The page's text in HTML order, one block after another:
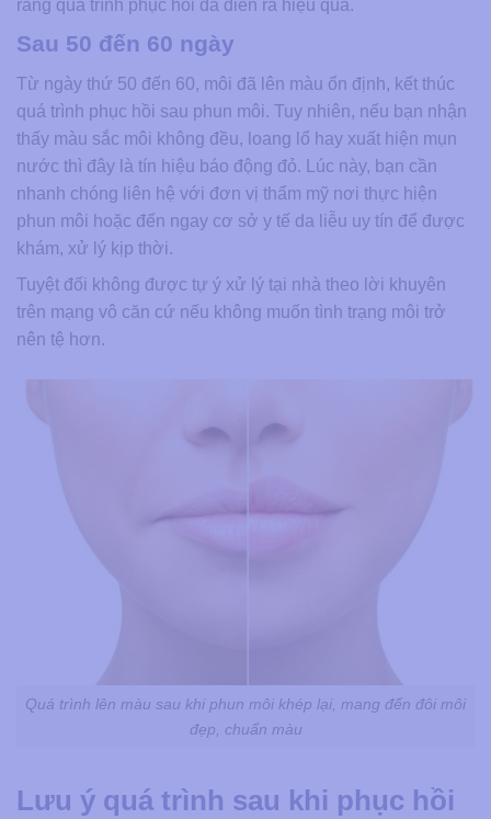
rằng quá trình phục hồi đã diễn ra hiệu quả.
Sau 50 đến 60 ngày
Từ ngày thứ 50 đến 60, môi đã lên màu ổn định, kết thúc
quá trình phục hồi sau phun môi. Tuy nhiên, nếu bạn nhận
thấy màu sắc môi không đều, loang lổ hay xuất hiện mụn
nước thì đây là tín hiệu báo động đỏ. Lúc này, bạn cần
nhanh chóng liên hệ với đơn vị thẩm mỹ nơi thực hiện
phun môi hoặc đến ngay cơ sở y tế da liễu uy tín để được
khám, xử lý kịp thời.
Tuyệt đối không được tự ý xử lý tại nhà theo lời khuyên
trên mạng vô căn cứ nếu không muốn tình trạng môi trở
nên tệ hơn.
Quá trình lên màu sau khi phun môi khép lại, mang đến đôi môi
đẹp, chuẩn màu
Lưu ý quá trình sau khi phục hồi